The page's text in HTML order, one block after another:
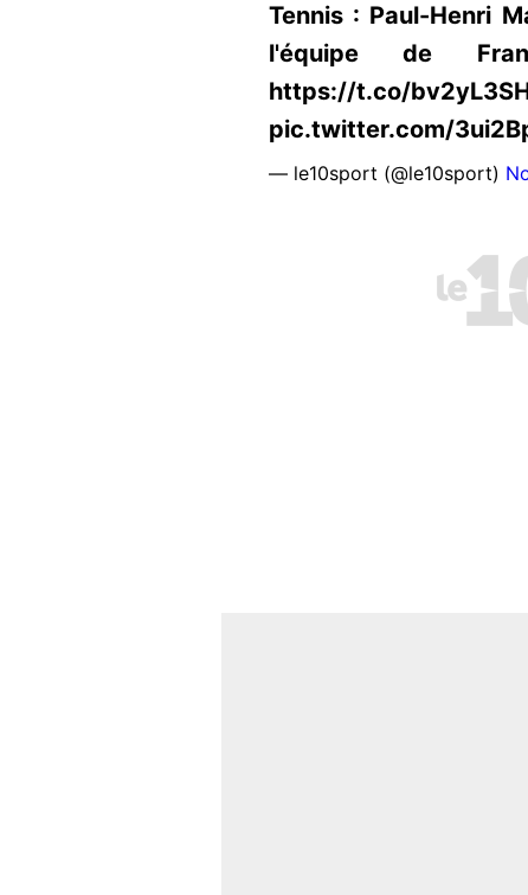
Tennis : Paul-Henri
l'équipe de
https://t.co/
pic.twitter.com/
— le10sport (@le10sport)